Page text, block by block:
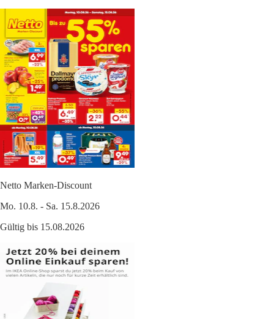
Netto Marken-Discount
Mo. 10.8. - Sa. 15.8.2026
Gültig bis 15.08.2026